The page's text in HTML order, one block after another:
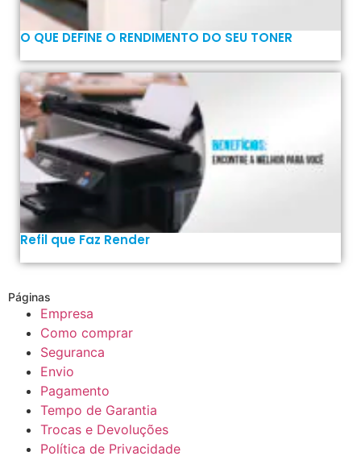
O QUE DEFINE O RENDIMENTO DO SEU TONER
Refil que Faz Render
Páginas
Empresa
Como comprar
Seguranca
Envio
Pagamento
Tempo de Garantia
Trocas e Devoluções
Política de Privacidade